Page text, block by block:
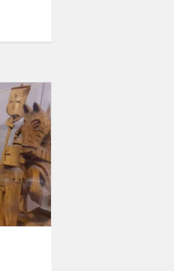
klasių
mokiniai
apsilankė
Marijampolėje